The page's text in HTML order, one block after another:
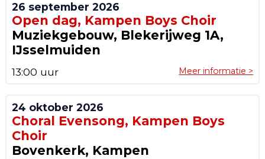
26 september 2026
Open dag, Kampen Boys Choir
Muziekgebouw, Blekerijweg 1A,
IJsselmuiden
Meer informatie >
13:00 uur
24 oktober 2026
Choral Evensong, Kampen Boys
Choir
Bovenkerk, Kampen